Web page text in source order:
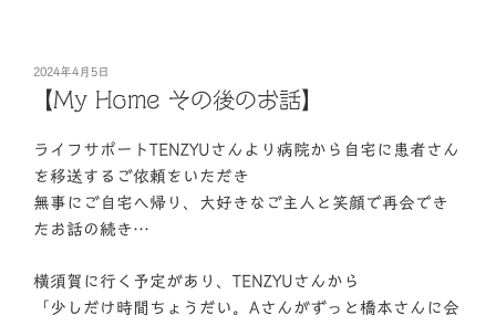
投
日:
2024年4月5日
【My Home その後のお話】
ライフサポートTENZYUさんより病院から自宅に患者さん
を移送するご依頼をいただき
無事にご自宅へ帰り、大好きなご主人と笑顔で再会でき
たお話の続き…
横須賀に行く予定があり、TENZYUさんから
「少しだけ時間ちょうだい。Aさんがずっと橋本さんに会